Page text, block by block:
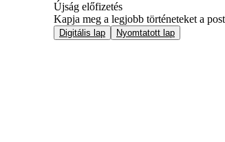
Újság előfizetés
Kapja meg a legjobb történeteket a
Digitális lap Nyomtatott lap